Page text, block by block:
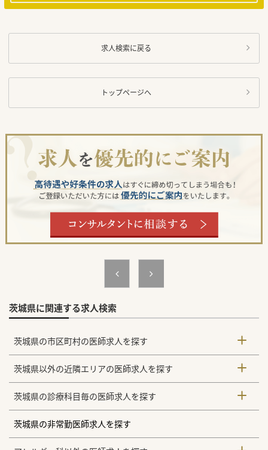
求人検索に戻る
トップページへ
茨城県に関連する求人検索
茨城県の市区町村の医師求人を探す
茨城県以外の近隣エリアの医師求人を探す
茨城県の診療科目毎の医師求人を探す
茨城県の非常勤医師求人を探す